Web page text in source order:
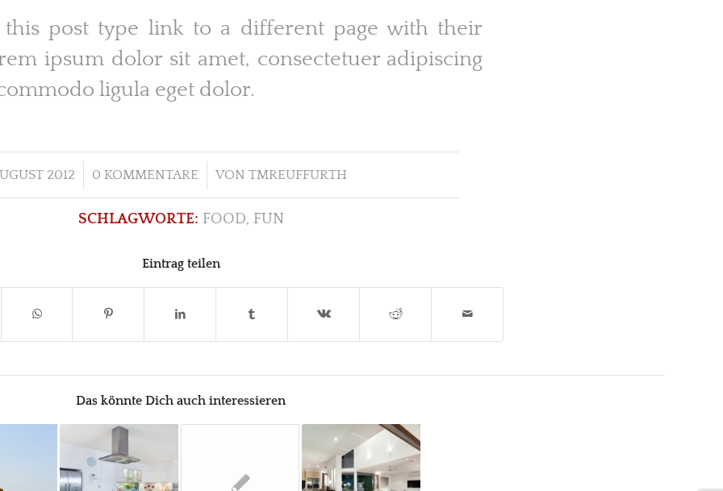
this post type link to a different page with their
ipsum dolor sit amet, consectetuer adipiscing
ligula eget dolor.
2012
/ 0 KOMMENTARE
/ VONTMREUFFURTH
SCHLAGWORTE: FOOD, FUN
Eintrag teilen
Das könnte Dich auch interessieren